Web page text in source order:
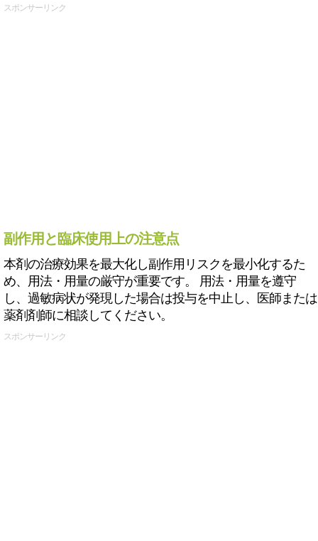
スポンサーリンク
副作用と臨床使用上の注意点
本剤の治療効果を最大化し副作用リスクを最小化するた
め、用法・用量の厳守が重要です。 用法・用量を遵守
し、過敏病状が発現した場合は投与を中止し、医師または
薬剤剤師に相談してください。
スポンサーリンク